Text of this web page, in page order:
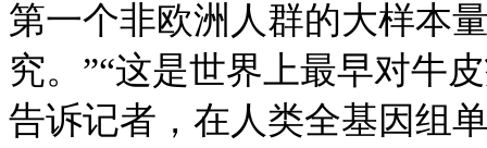
第一个非欧洲人群的大样本
究。”“这是世界上最早对牛
告诉记者，在人类全基因组